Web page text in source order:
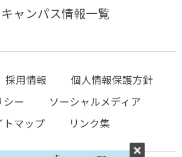
キャンパス情報一覧
採用情報
個人情報保護方針
シー
ソーシャルメディア
トマップ
リンク集